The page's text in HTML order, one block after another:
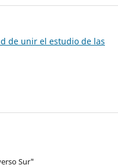
de unir el estudio de las
Sur"